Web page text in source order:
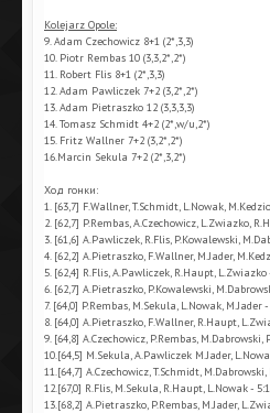
Kolejarz Opole:
9. Adam Czechowicz 8+1 (2*,3,3)
10. Piotr Rembas 10 (3,3,2*,2*)
11. Robert Flis 8+1 (2*,3,3)
12. Adam Pawliczek 7+2 (3,2*,2*)
13. Adam Pietraszko 12 (3,3,3,3)
14. Tomasz Schmidt 4+2 (2*,w/u,2*)
15. Fritz Wallner 7+2 (3,2*,2*)
16.Marcin Sekula 7+2 (2*,3,2*)
Ход гонки:
1. [63,7] F.Wallner, T.Schmidt, L.Nowak,
2. [62,7] P.Rembas, A.Czechowicz, L.Zwiazko,
3. [61,6] A.Pawliczek, R.Flis, P.Kowalewski,
4. [62,2] A.Pietraszko, F.Wallner, M.Jader,
5. [62,4] R.Flis, A.Pawliczek, R.Haupt, L.Zwiazko
6. [62,7] A.Pietraszko, P.Kowalewski,
7. [64,0] P.Rembas, M.Sekula, L.Nowak, M.Jader
8. [64,0] A.Pietraszko, F.Wallner, R.Haupt,
9. [64,8] A.Czechowicz, P.Rembas,
10.[64,5] M.Sekula, A.Pawliczek M.Jader,
11.[64,7] A.Czechowicz, T.Schmidt,
12.[67,0] R.Flis, M.Sekula, R.Haupt, L.Nowak -
13.[68,2] A.Pietraszko, P.Rembas, M.Jader,